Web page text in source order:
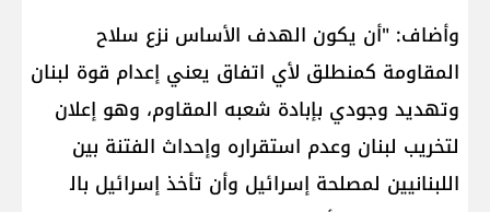
وأضاف: "أن يكون الهدف الأساس نزع سلاح
المقاومة كمنطلق لأي اتفاق يعني إعدام قوة لبنان
وتهديد وجودي بإبادة شعبه المقاوم، وهو إعلان
لتخريب لبنان وعدم استقراره وإحداث الفتنة بين
اللبنانيين لمصلحة إسرائيل وأن تأخذ إسرائيل بال​